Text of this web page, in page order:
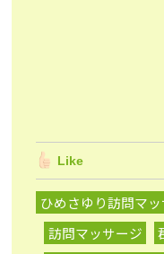
Like
ひめさゆり訪問マ
訪問マッサージ